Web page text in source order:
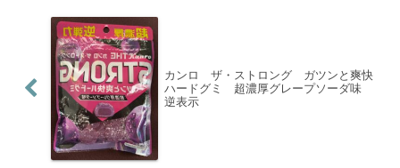
カンロ ザ・ストロング ガツンと爽快
ハードグミ 超濃厚グレープソーダ味
逆表示